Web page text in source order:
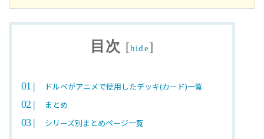
目次 [hide]
ドルベがアニメで使用したデッキ(カード)一覧
まとめ
シリーズ別まとめページ一覧